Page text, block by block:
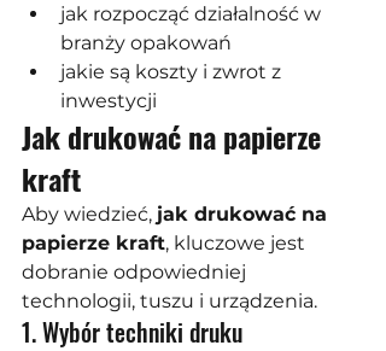
jak rozpocząć działalność w
branży opakowań
jakie są koszty i zwrot z
inwestycji
Jak drukować na papierze
kraft
Aby wiedzieć, jak drukować na
papierze kraft, kluczowe jest
dobranie odpowiedniej
technologii, tuszu i urządzenia.
1. Wybór techniki druku